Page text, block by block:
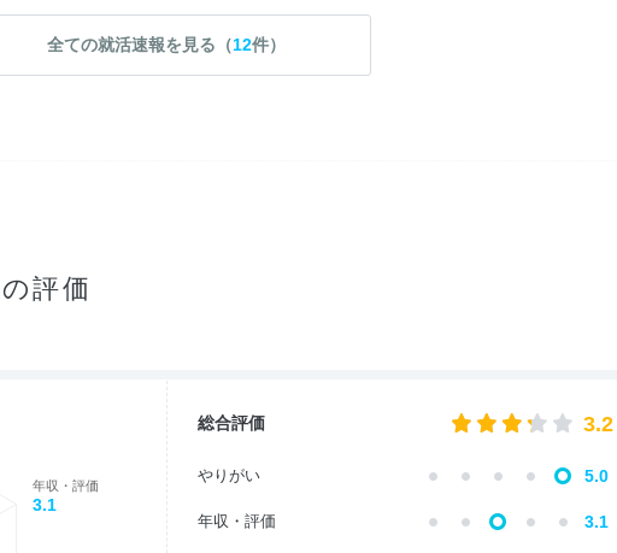
全ての就活速報を見る（12件）
評価
年収・評価
3.1
総合評価 3.2
やりがい 5.0
年収・評価 3.1